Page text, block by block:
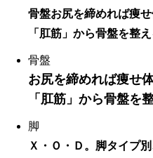
骨盤お尻を締めれば痩
「肛筋」から骨盤を整え
骨盤
お尻を締めれば痩せ
「肛筋」から骨盤を
脚
Ｘ・Ｏ・Ｄ。脚タイプ別